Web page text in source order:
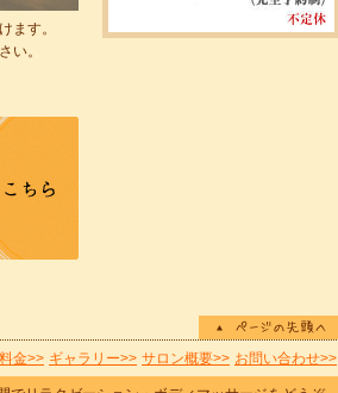
ます。
い。
金>> ギャラリー>> サロン概要>> お問い合わせ>>